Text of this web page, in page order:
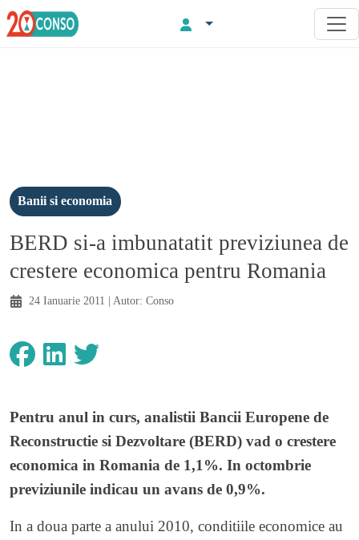
Banii si economia
BERD si-a imbunatatit previziunea de
crestere economica pentru Romania
24 Ianuarie 2011 | Autor: Conso
Pentru anul in curs, analistii Bancii Europene de
Reconstructie si Dezvoltare (BERD) vad o crestere
economica in Romania de 1,1%. In octombrie
previziunile indicau un avans de 0,9%.
In a doua parte a anului 2010, conditiile economice au